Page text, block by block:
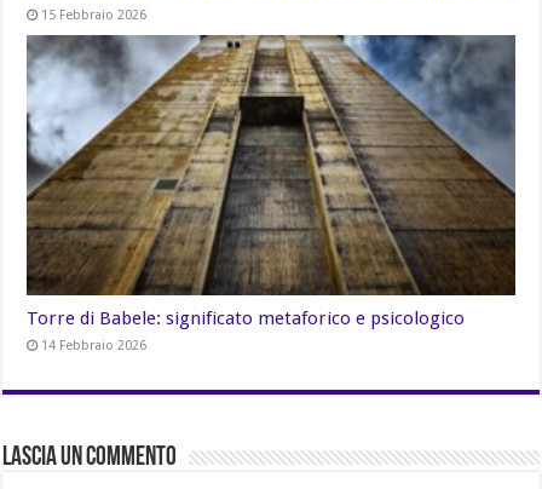
15 Febbraio 2026
Torre di Babele: significato metaforico e psicologico
14 Febbraio 2026
Lascia un commento